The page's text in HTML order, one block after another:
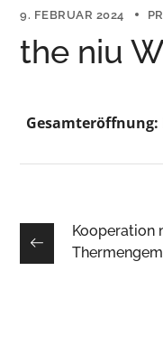
9. FEBRUAR 2024
the niu
Gesamteröffnung:
Kooperation